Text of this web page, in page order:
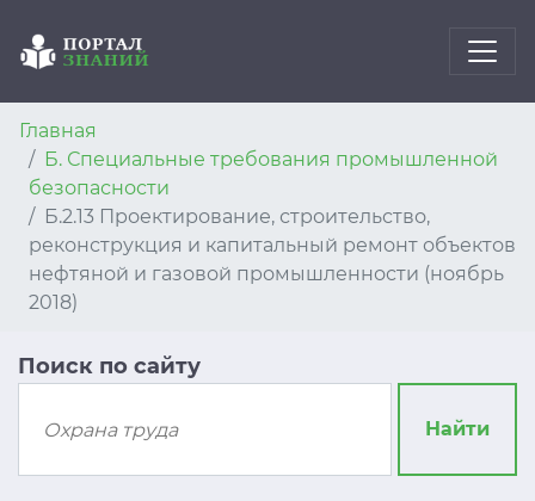
Главная
Б. Специальные требования промышленной
безопасности
Б.2.13 Проектирование, строительство,
реконструкция и капитальный ремонт объектов
нефтяной и газовой промышленности (ноябрь
2018)
Поиск по сайту
Найти